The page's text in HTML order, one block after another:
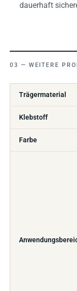
dauerhaft
WEITERE
Trägermaterial
Klebstoff
Farbe